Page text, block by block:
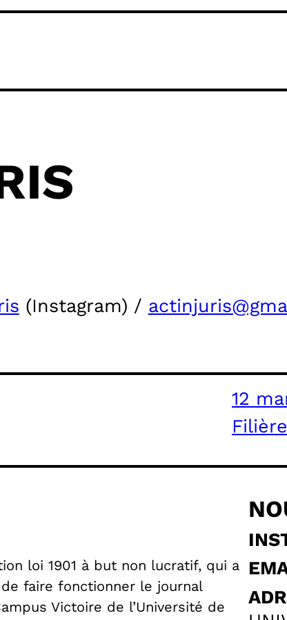
(Instagram) /
12
loi 1901 à but non lucratif, qui a
faire fonctionner le journal
Victoire de l’Université de